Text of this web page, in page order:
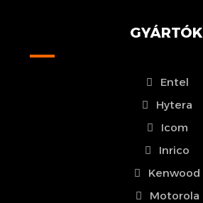
GYÁRTÓK
Entel
Hytera
Icom
Inrico
Kenwood
Motorola